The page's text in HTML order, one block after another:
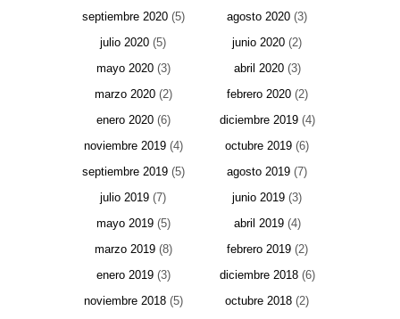
septiembre 2020(5) agosto 2020 (3)
julio 2020 (5) junio 2020 (2)
mayo 2020(3) abril 2020(3)
marzo 2020(2) febrero 2020(2)
enero 2020(6) diciembre 2019(4)
noviembre 2019(4) octubre 2019 (6)
septiembre 2019(5) agosto 2019 (7)
julio 2019 (7) junio 2019 (3)
mayo 2019(5) abril 2019(4)
marzo 2019(8) febrero 2019(2)
enero 2019(3) diciembre 2018(6)
noviembre 2018(5) octubre 2018 (2)